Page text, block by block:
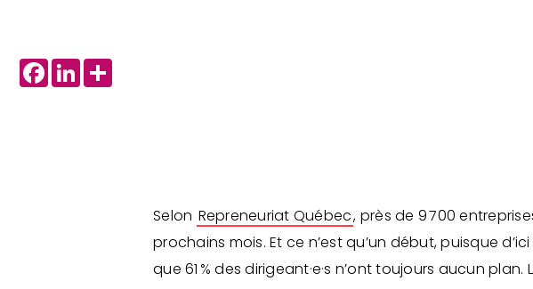
Facebook
LinkedIn
Selon Repreneuriat Québec, près de 9 700
prochains mois. Et ce n’est qu’un début, puisque
que 61 % des dirigeant·e·s n’ont toujours aucun